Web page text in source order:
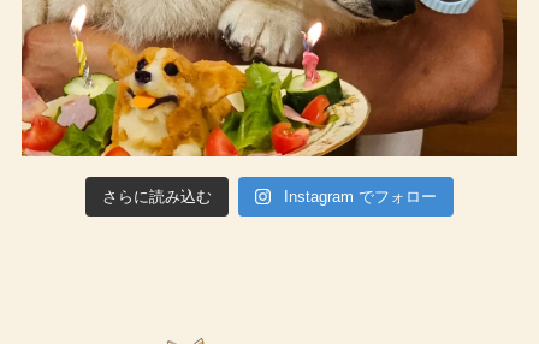
さらに読み込む Instagram でフォロー